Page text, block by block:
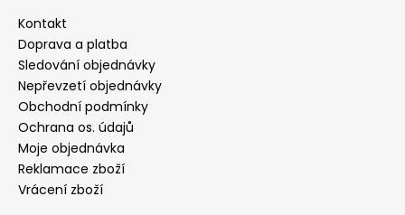
Kontakt
Doprava a platba
Sledování objednávky
Nepřevzetí objednávky
Obchodní podmínky
Ochrana os. údajů
Moje objednávka
Reklamace zboží
Vrácení zboží